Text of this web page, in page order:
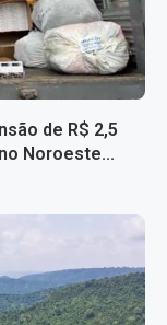
de R$ 2,5
Noroeste...